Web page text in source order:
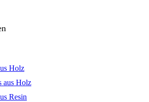
Holz
aus Holz
Resin